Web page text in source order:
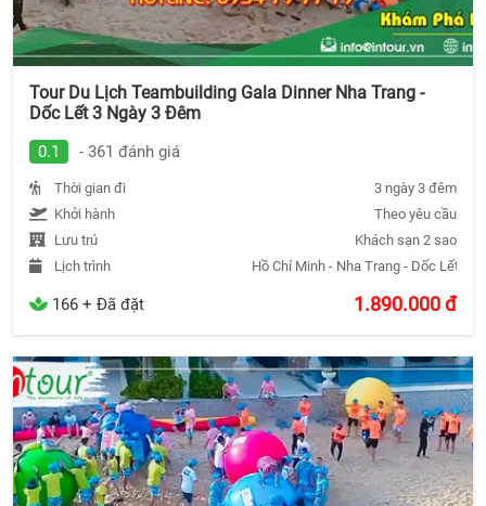
Tour Du Lịch Teambuilding Gala Dinner Nha Trang -
Dốc Lết 3 Ngày 3 Đêm
0.1 - 361 đánh giá
Thời gian đi
3 ngày 3 đêm
Khởi hành
Theo yêu cầu
Lưu trú
Khách sạn 2 sao
Lịch trình
Hồ Chí Minh - Nha Trang - Dốc Lết -
166 + Đã đặt 1.890.000đ